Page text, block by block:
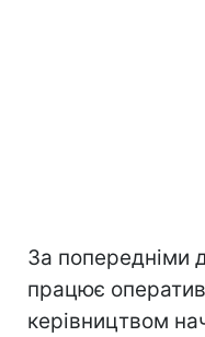
За попередніми
працює
керівництвом